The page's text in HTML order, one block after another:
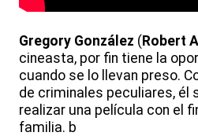
Gregory González (Robert
cineasta, por fin tiene la
cuando se lo llevan preso.
de criminales peculiares, él
realizar una película con el
familia. b